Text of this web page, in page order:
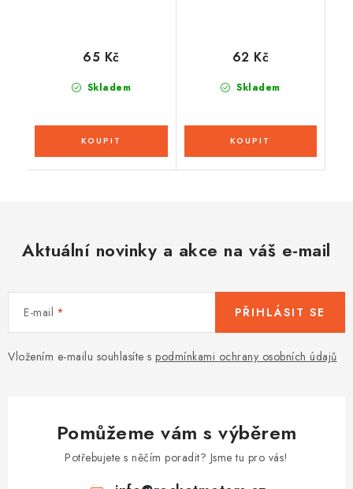
Skladem
65 Kč
Skladem
62 Kč
Aktuální novinky a akce na váš e-mail
E-mail
Vložením e-mailu souhlasíte s podmínkami ochrany osobních údajů
PŘIHLÁSIT SE
Pomůžeme vám s výběrem
Potřebujete s něčím poradit? Jsme tu pro vás!